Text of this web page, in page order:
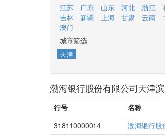
江苏 广东 山东 河北 浙江
吉林
新疆 上海 甘肃 云南
澳门
城市筛选
天津
渤海银行股份有限公司天津
行号 名称
318110000014
渤海银行股